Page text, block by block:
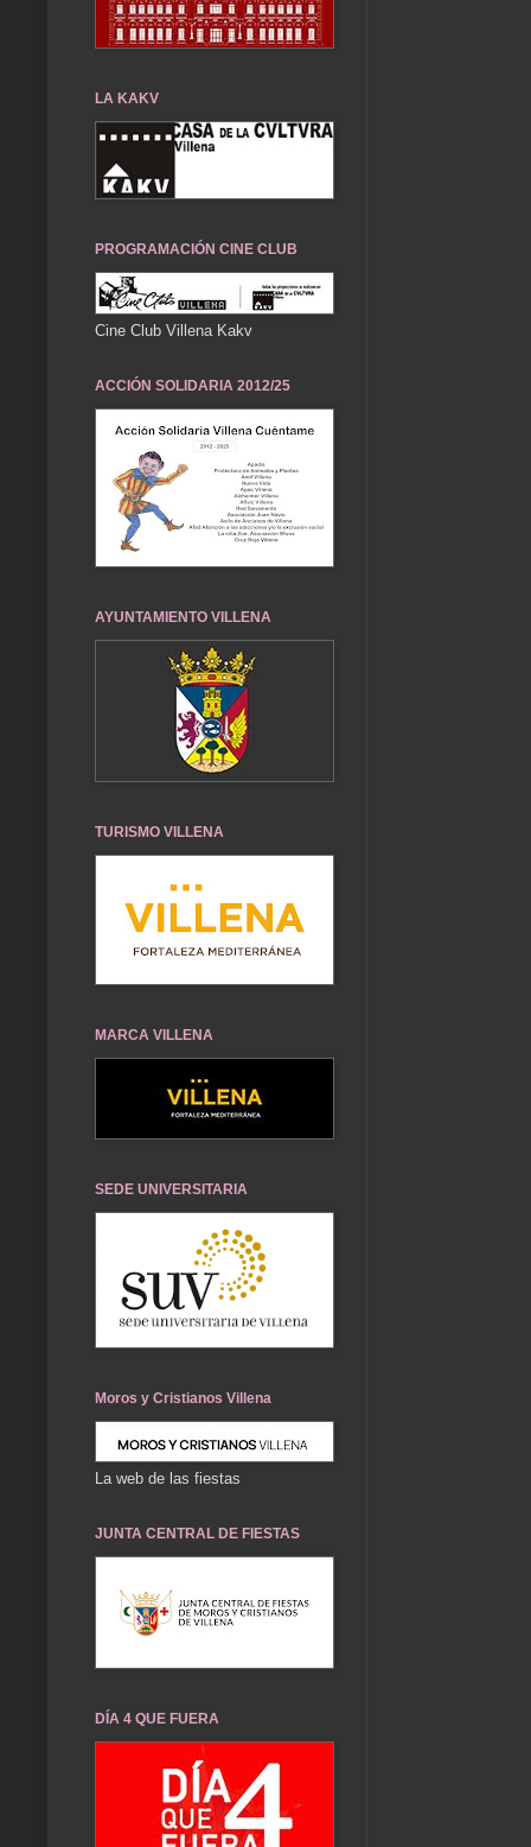
LA KAKV
PROGRAMACIÓN CINE CLUB
Cine Club Villena Kakv
ACCIÓN SOLIDARIA 2012/25
AYUNTAMIENTO VILLENA
TURISMO VILLENA
MARCA VILLENA
SEDE UNIVERSITARIA
Moros y Cristianos Villena
La web de las fiestas
JUNTA CENTRAL DE FIESTAS
DÍA 4 QUE FUERA